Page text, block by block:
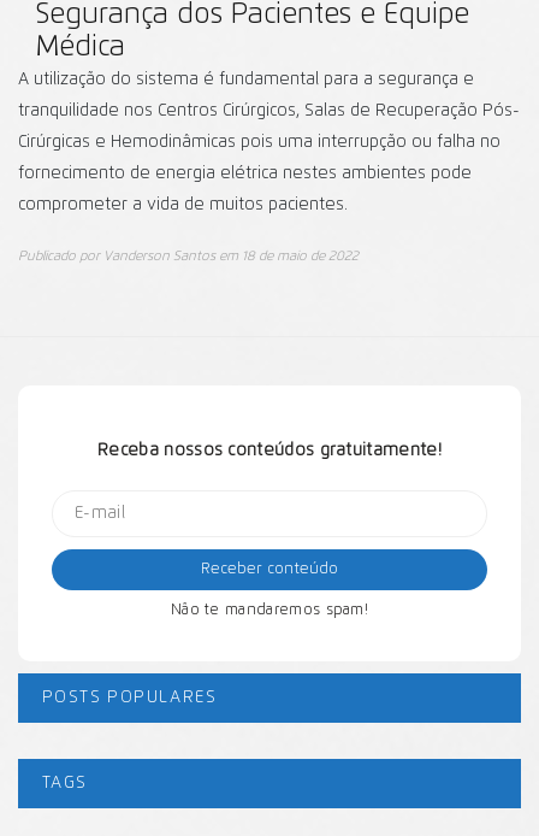
Segurança dos Pacientes e Equipe
Médica
A utilização do sistema é fundamental para a segurança e
tranquilidade nos Centros Cirúrgicos, Salas de Recuperação Pós-
Cirúrgicas e Hemodinâmicas pois uma interrupção ou falha no
fornecimento de energia elétrica nestes ambientes pode
comprometer a vida de muitos pacientes.
Publicado por Vanderson Santosem 18 de maio de 2022
Receba nossos conteúdos gratuitamente!
Não te mandaremos spam!
POSTS POPULARES
TAGS